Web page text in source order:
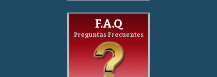
F.A.Q
Preguntas Frecuentes